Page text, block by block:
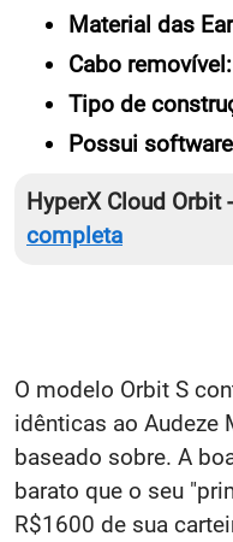
Material das
Cabo removível:
Tipo de
Possui
HyperX Cloud Orbit -
completa
O modelo Orbit S
idênticas ao Audeze
baseado sobre. A
barato que o seu
R$1600 de sua